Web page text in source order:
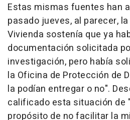
Estas mismas fuentes han
pasado jueves, al parecer,
Vivienda sostenía que ya
documentación solicitada
investigación, pero había
la Oficina de Protección de
la podían entregar o no".
calificado esta situación de
propósito de no facilitar la